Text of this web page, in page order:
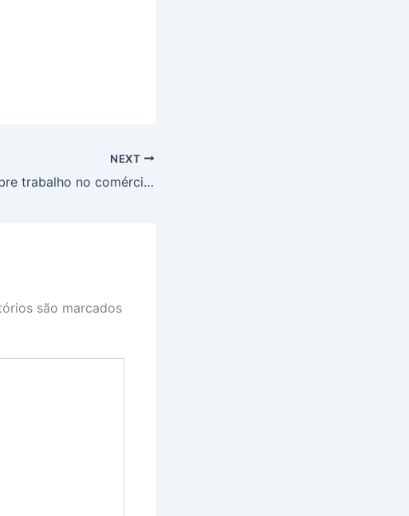
NEXT
Regra sobre trabalho no comércio aos domingos e feriados entra em vigor em julho
são marcados